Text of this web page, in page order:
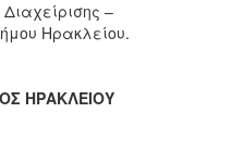
–
Ηρακλείου.
ΗΡΑΚΛΕΙΟΥ